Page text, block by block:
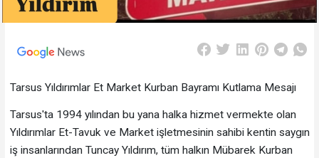
Tarsus Yıldırımlar Et Market Kurban Bayramı Kutlama Mesajı
Tarsus'ta 1994 yılından bu yana halka hizmet vermekte olan
Yıldırımlar Et-Tavuk ve Market işletmesinin sahibi kentin saygın
iş insanlarından Tuncay Yıldırım, tüm halkın Mübarek Kurban